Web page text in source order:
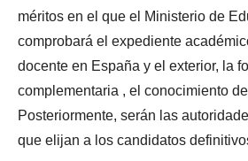
méritos en el que el Ministerio de
comprobará el expediente
docente en España y el exterior, la
complementaria , el conocimiento
Posteriormente, serán las
que elijan a los candidatos